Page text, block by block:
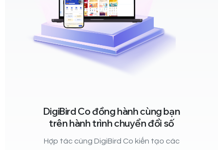
DigiBird Co đồng hành cùng bạn
trên hành trình chuyển đổi số
Hợp tác cùng DigiBird Co kiến tạo các